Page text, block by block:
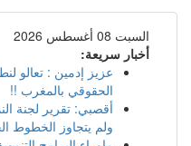
السبت 08 أغسطس 2026
أخبار سريعة:
عزيز إدمين : تعالو
الحقوقي بالمغرب !!
أقصبي: تقرير لجنة
ولم يتجاوز الخطوط